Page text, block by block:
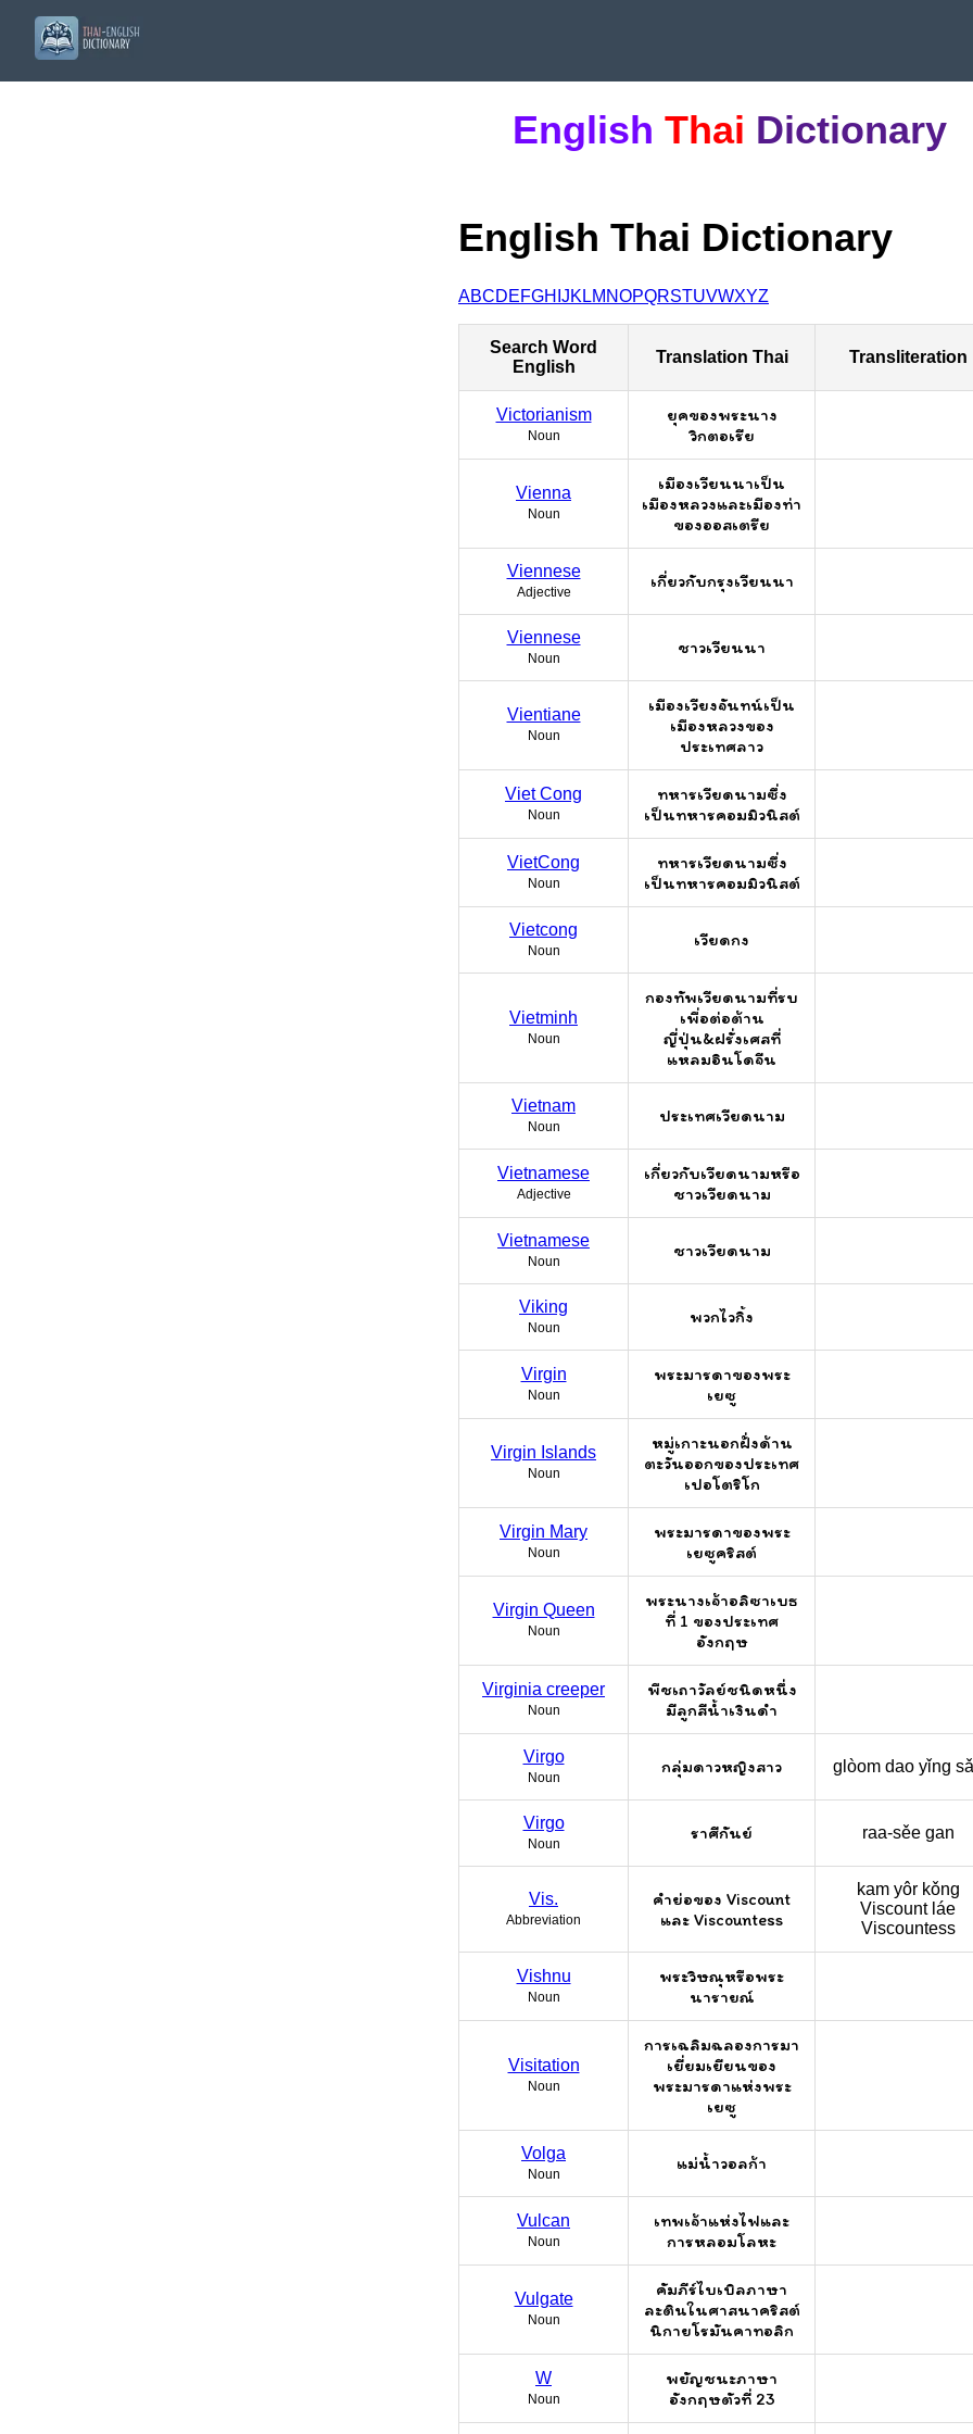
English Thai Dictionary
English Thai Dictionary
ABCDEFGH JK LM NOPQRSTUVWXYZ
Search Word
English
Translation Thai Transliteration
Victorianism
Noun
ยุคของพระนาง
วิกตอเรีย
Vienna
Noun
เมืองเวียนนาเป็น
เมืองหลวงและเมืองท่า
ของออสเตรีย
Viennese
Adjective
เกี่ยวกับกรุงเวียนนา
Viennese
Noun
ชาวเวียนนา
Vientiane
Noun
เมืองเวียงจันทน์เป็น
เมืองหลวงของ
ประเทศลาว
Viet Cong
Noun
ทหารเวียดนามซึ่ง
เป็นทหารคอมมิวนิสต์
VietCong
Noun
ทหารเวียดนามซึ่ง
เป็นทหารคอมมิวนิสต์
Vietcong
Noun
เวียดกง
Vietminh
Noun
กองทัพเวียดนามที่รบ
เพื่อต่อต้าน
ญี่ปุ่น&ฝรั่งเศสที่
แหลมอินโดจีน
Vietnam
Noun
ประเทศเวียดนาม
Vietnamese
Adjective
เกี่ยวกับเวียดนามหรือ
ชาวเวียดนาม
Vietnamese
Noun
ชาวเวียดนาม
Viking
Noun
พวกไวกิ้ง
Virgin
Noun
พระมารดาของพระ
เยซู
Virgin Islands
Noun
หมู่เกาะนอกฝั่งด้าน
ตะวันออกของประเทศ
เปอโตริโก
Virgin Mary
Noun
พระมารดาของพระ
เยซูคริสต์
Virgin Queen
Noun
พระนางเจ้าอลิซาเบธ
ที่ 1 ของประเทศ
อังกฤษ
Virginia creeper
Noun
พืชเถาวัลย์ชนิดหนึ่ง
มีลูกสีน้ำเงินดำ
Virgo
Noun
กลุ่มดาวหญิงสาว glòom dao yǐng
Virgo
Noun
ราศีกันย์ raa-sěe gan
Vis.
Abbreviation
คำย่อของ Viscount
และ Viscountess
kam yôr kǒng
Viscount láe
Viscountess
Vishnu
Noun
พระวิษณุหรือพระ
นารายณ์
Visitation
Noun
การเฉลิมฉลองการมา
เยี่ยมเยียนของ
พระมารดาแห่งพระ
เยซู
Volga
Noun
แม่น้ำวอลก้า
Vulcan
Noun
เทพเจ้าแห่งไฟและ
การหลอมโลหะ
Vulgate
Noun
คัมภีร์ไบเบิลภาษา
ละตินในศาสนาคริสต์
นิกายโรมันคาทอลิก
W
Noun
พยัญชนะภาษา
อังกฤษตัวที่ 23